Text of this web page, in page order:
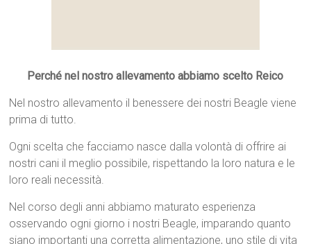
Perché nel nostro allevamento abbiamo scelto Reico
Nel nostro allevamento il benessere dei nostri Beagle viene
prima di tutto.
Ogni scelta che facciamo nasce dalla volontà di offrire ai
nostri cani il meglio possibile, rispettando la loro natura e le
loro reali necessità.
Nel corso degli anni abbiamo maturato esperienza
osservando ogni giorno i nostri Beagle, imparando quanto
siano importanti una corretta alimentazione, uno stile di vita